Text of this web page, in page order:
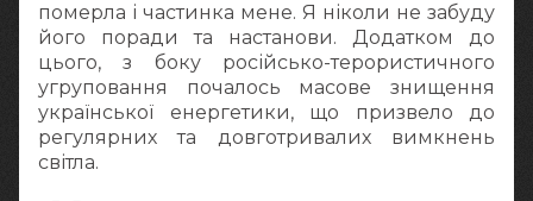
померла і частинка мене. Я ніколи не забуду
його поради та настанови. Додатком до
цього, з боку російсько-терористичного
угруповання почалось масове знищення
української енергетики, що призвело до
регулярних та довготривалих вимкнень
світла.